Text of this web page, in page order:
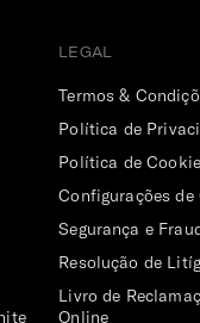
LEGAL
Termos &
Política de
Política de
Configurações de
Segurança e
Resolução de
Livro de
Online